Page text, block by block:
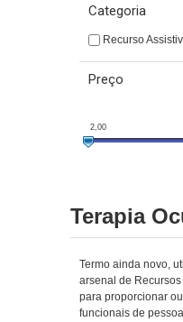
Categoria
Recurso
Preço
2,00
Terapia
Termo ainda novo,
arsenal de
para proporcionar
funcionais de